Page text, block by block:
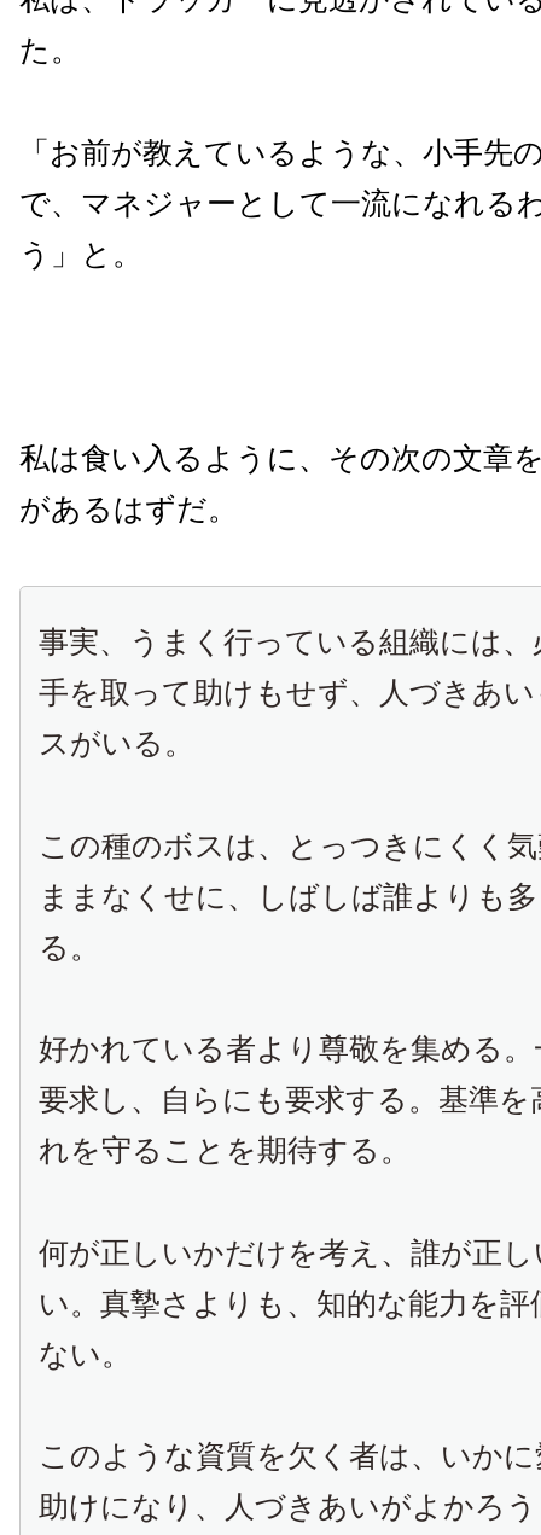
た。
「お前が教えているような、小手先
で、マネジャーとして一流になれる
う」と。
私は食い入るように、その次の文章
があるはずだ。
事実、うまく行っている組織には
手を取って助けもせず、人づきあ
スがいる。
この種のボスは、とっつきにくく
ままなくせに、しばしば誰よりも
る。
好かれている者より尊敬を集める
要求し、自らにも要求する。基準
れを守ることを期待する。
何が正しいかだけを考え、誰が正
い。真摯さよりも、知的な能力を
ない。
このような資質を欠く者は、いか
助けになり、人づきあいがよかろ